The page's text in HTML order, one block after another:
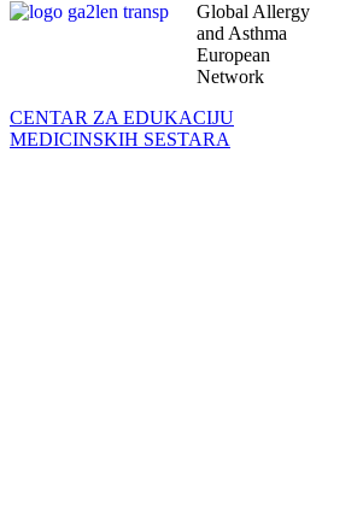
Global Allergy
and Asthma
European
Network
CENTAR ZA EDUKACIJU
MEDICINSKIH SESTARA